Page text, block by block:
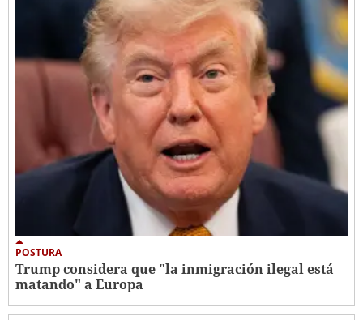
POSTURA
Trump considera que "la inmigración ilegal está
matando" a Europa